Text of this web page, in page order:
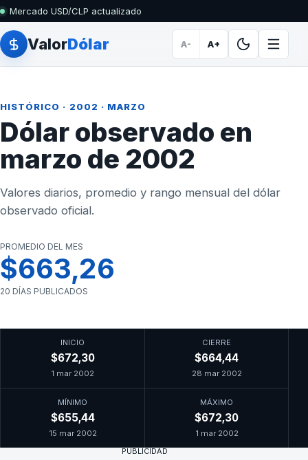
Mercado USD/CLP actualizado
ValorDólar A- A+
HISTÓRICO · 2002 · MARZO
Dólar observado en
marzo de 2002
Valores diarios, promedio y rango mensual del dólar
observado oficial.
PROMEDIO DEL MES
$663,26
20 DÍAS PUBLICADOS
INICIO
$672,30
1 mar 2002
CIERRE
$664,44
28 mar 2002
MÍNIMO
$655,44
15 mar 2002
MÁXIMO
$672,30
1 mar 2002
PUBLICIDAD